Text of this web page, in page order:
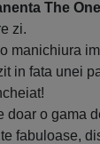
The
zi.
manichiura
in fata unei
doar o gama
fabuloase,